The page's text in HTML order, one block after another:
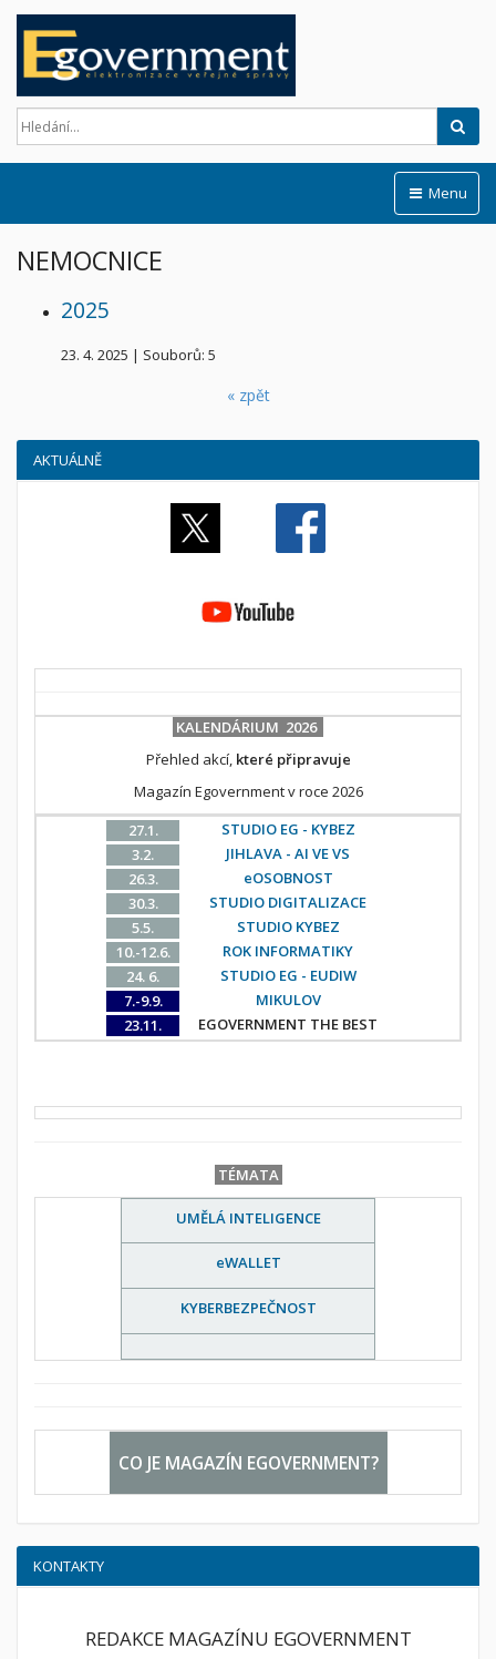
Menu
NEMOCNICE
2025
23. 4. 2025 | Souborů: 5
« zpět
AKTUÁLNĚ
KALENDÁRIUM 2026
Přehled akcí, které připravuje
Magazín Egovernment v roce 2026
27.1.
STUDIO EG - KYBEZ
3.2.
JIHLAVA - AI VE VS
26.3.
eOSOBNOST
30.3.
STUDIO DIGITALIZACE
5.5.
STUDIO KYBEZ
10.-12.6.
ROK INFORMATIKY
24. 6.
STUDIO EG - EUDIW
7.-9.9.
MIKULOV
23.11.
EGOVERNMENT THE BEST
TÉMATA
UMĚLÁ INTELIGENCE
eWALLET
KYBERBEZPEČNOST
CO JE MAGAZÍN EGOVERNMENT?
KONTAKTY
REDAKCE MAGAZÍNU EGOVERNMENT